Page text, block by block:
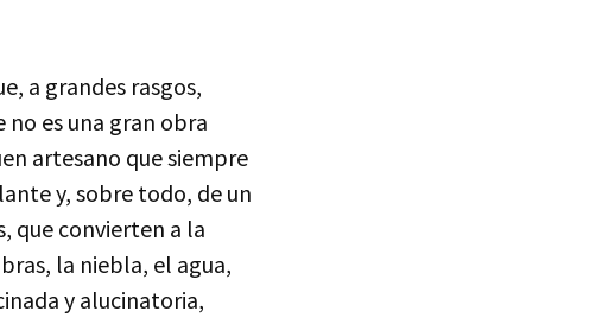
a grandes rasgos,
no es una gran obra
artesano que siempre
y, sobre todo, de un
que convierten a la
la niebla, el agua,
y alucinatoria,